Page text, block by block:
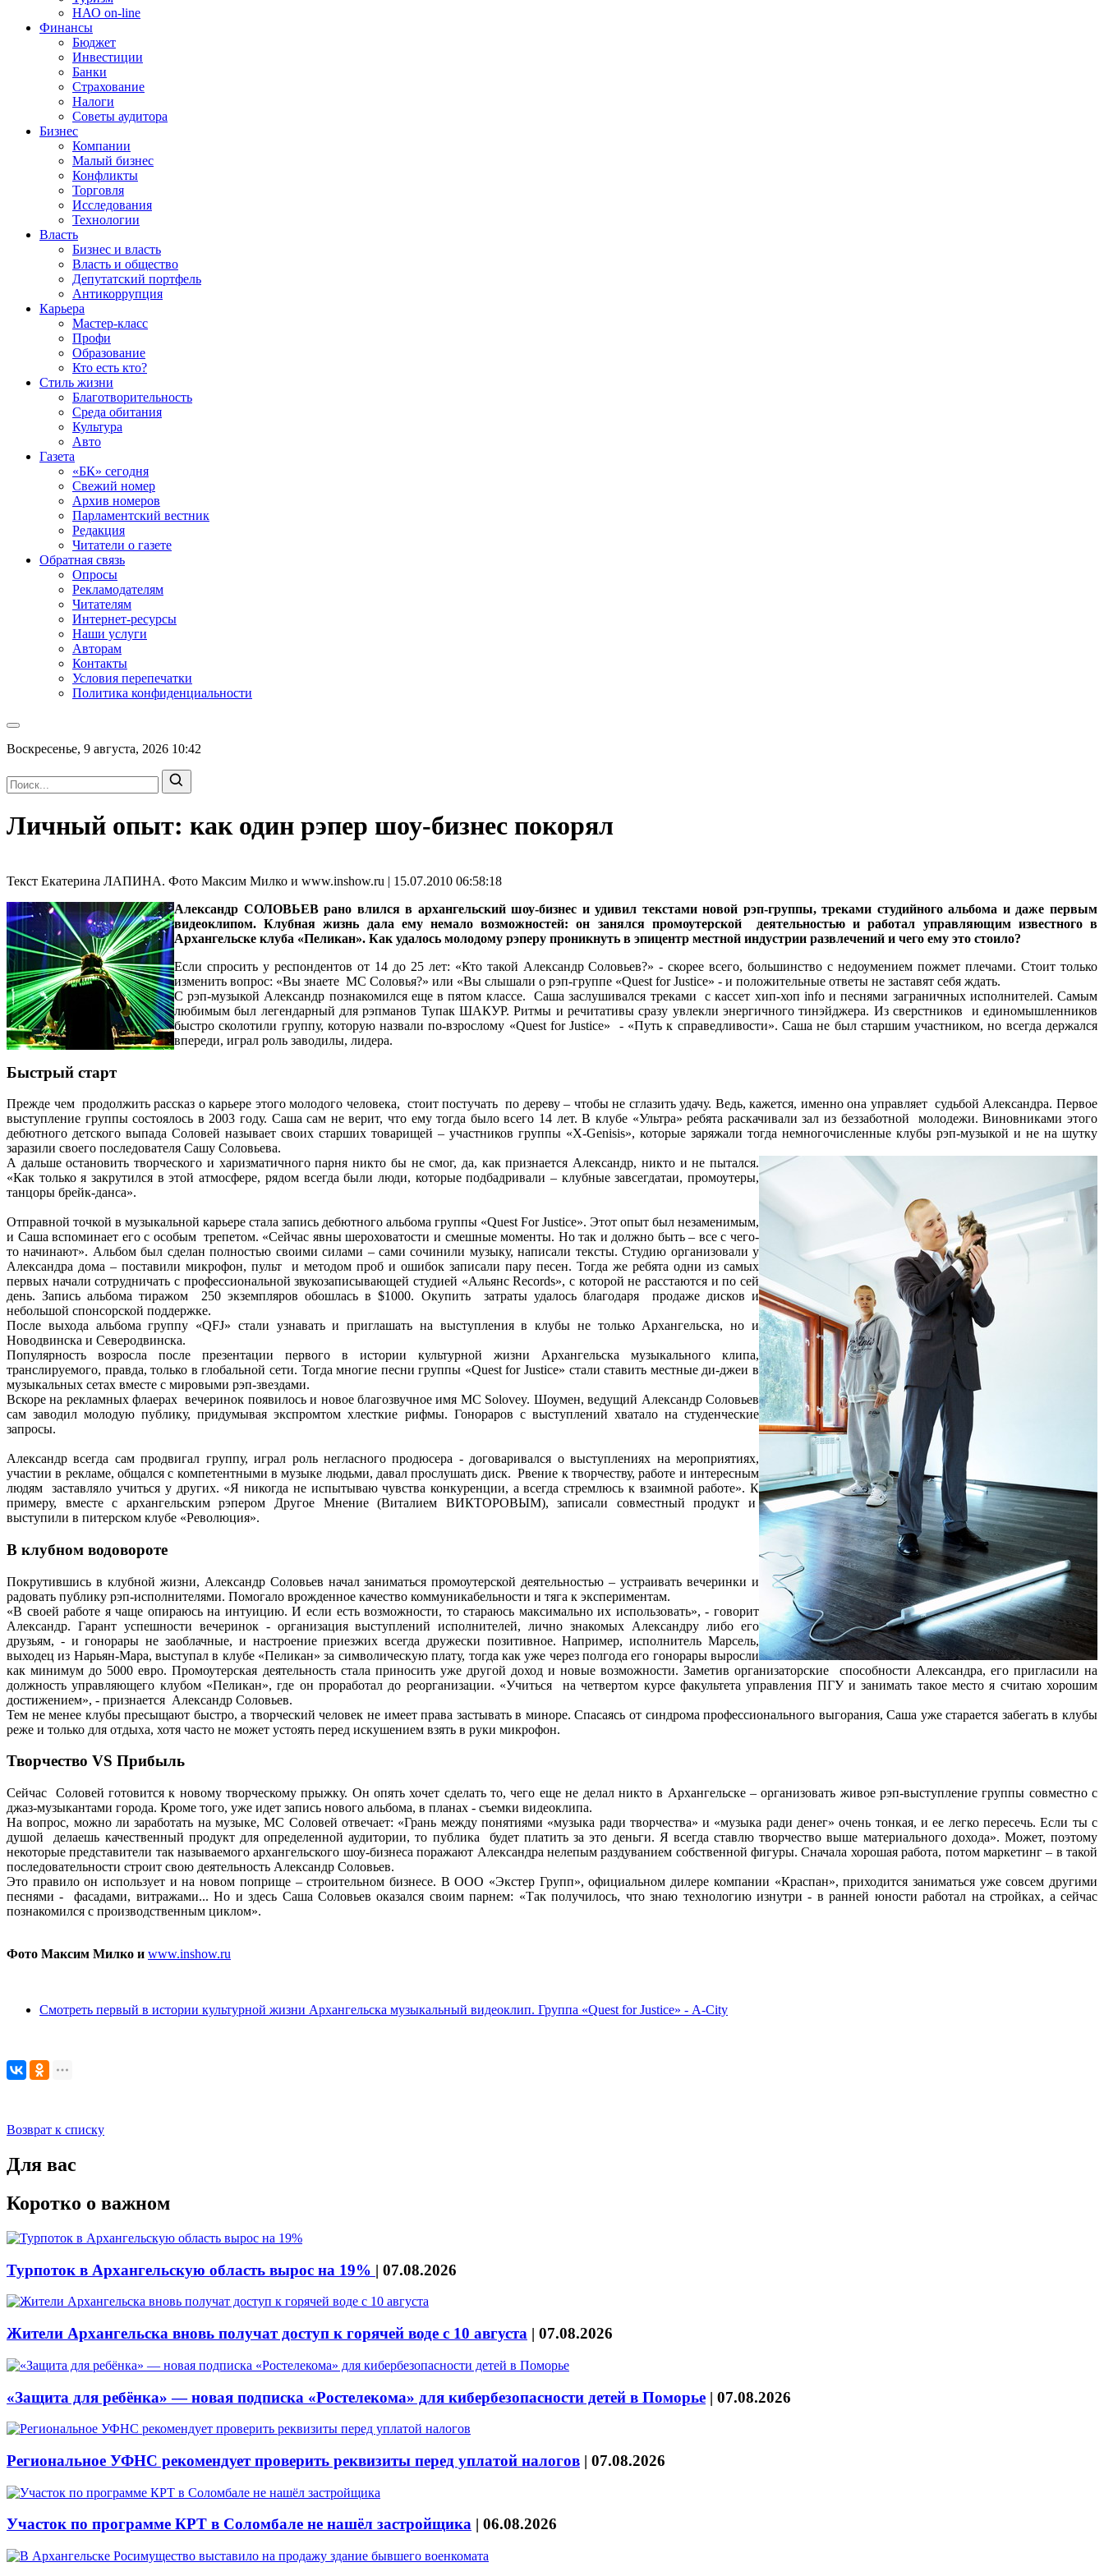
НАО on-line
Финансы
Бюджет
Инвестиции
Банки
Страхование
Налоги
Советы аудитора
Бизнес
Компании
Малый бизнес
Конфликты
Торговля
Исследования
Технологии
Власть
Бизнес и власть
Власть и общество
Депутатский портфель
Антикоррупция
Карьера
Мастер-класс
Профи
Образование
Кто есть кто?
Стиль жизни
Благотворительность
Среда обитания
Культура
Авто
Газета
«БК» сегодня
Свежий номер
Архив номеров
Парламентский вестник
Редакция
Читатели о газете
Обратная связь
Опросы
Рекламодателям
Читателям
Интернет-ресурсы
Наши услуги
Авторам
Контакты
Условия перепечатки
Политика конфиденциальности
Воскресенье, 9 августа, 2026 10:42
Личный опыт: как один рэпер шоу-бизнес покорял
Текст Екатерина ЛАПИНА. Фото Максим Милко и www.inshow.ru | 15.07.2010 06:58:18
Александр СОЛОВЬЕВрано влился в архангельский шоу-бизнес и удивил текстами новой рэп-группы, треками студийного альбома и даже первым
видеоклипом. Клубная жизнь дала ему немало возможностей: он занялся промоутерской деятельностью и работал управляющим известного в
Архангельске клуба «Пеликан». Как удалось молодому рэперу проникнуть в эпицентр местной индустрии развлечений и чего ему это стоило?
Если спросить у респондентов от 14 до 25 лет: «Кто такой Александр Соловьев?» - скорее всего, большинство с недоумением пожмет плечами. Стоит только
изменить вопрос: «Вы знаете MC Соловья?» или «Вы слышали о рэп-группе «Quest for Justice» - и положительные ответы не заставят себя ждать.
С рэп-музыкой Александр познакомился еще в пятом классе. Саша заслушивался треками с кассет хип-хоп info и песнями заграничных исполнителей. Самым
любимым был легендарный для рэпманов Тупак ШАКУР. Ритмы и речитативы сразу увлекли энергичного тинэйджера. Из сверстников и единомышленников
быстро сколотили группу, которую назвали по-взрослому «Quest for Justice» - «Путь к справедливости». Саша не был старшим участником, но всегда держался
впереди, играл роль заводилы, лидера.
Быстрый старт
Прежде чем продолжить рассказ о карьере этого молодого человека, стоит постучать по дереву – чтобы не сглазить удачу. Ведь, кажется, именно она управляет судьбой Александра. Первое
выступление группы состоялось в 2003 году. Саша сам не верит, что ему тогда было всего 14 лет. В клубе «Ультра» ребята раскачивали зал из беззаботной молодежи. Виновниками этого
дебютного детского выпада Соловей называет своих старших товарищей – участников группы «X-Genisis», которые заряжали тогда немногочисленные клубы рэп-музыкой и не на шутку
заразили своего последователя Сашу Соловьева.
А дальше остановить творческого и харизматичного парня никто бы не смог, да, как признается Александр, никто и не пытался.
«Как только я закрутился в этой атмосфере, рядом всегда были люди, которые подбадривали – клубные завсегдатаи, промоутеры,
танцоры брейк-данса».
Отправной точкой в музыкальной карьере стала запись дебютного альбома группы «Quest For Justice». Этот опыт был незаменимым,
и Саша вспоминает его с особым трепетом. «Сейчас явны шероховатости и смешные моменты. Но так и должно быть – все с чего-
то начинают». Альбом был сделан полностью своими силами – сами сочинили музыку, написали тексты. Студию организовали у
Александра дома – поставили микрофон, пульт и методом проб и ошибок записали пару песен. Тогда же ребята одни из самых
первых начали сотрудничать с профессиональной звукозаписывающей студией «Альянс Records», с которой не расстаются и по сей
день. Запись альбома тиражом 250 экземпляров обошлась в $1000. Окупить затраты удалось благодаря продаже дисков и
небольшой спонсорской поддержке.
После выхода альбома группу «QFJ» стали узнавать и приглашать на выступления в клубы не только Архангельска, но и
Новодвинска и Северодвинска.
Популярность возросла после презентации первого в истории культурной жизни Архангельска музыкального клипа,
транслируемого, правда, только в глобальной сети. Тогда многие песни группы «Quest for Justice» стали ставить местные ди-джеи в
музыкальных сетах вместе с мировыми рэп-звездами.
Вскоре на рекламных флаерах вечеринок появилось и новое благозвучное имя MC Solovey. Шоумен, ведущий Александр Соловьев
сам заводил молодую публику, придумывая экспромтом хлесткие рифмы. Гонораров с выступлений хватало на студенческие
запросы.
Александр всегда сам продвигал группу, играл роль негласного продюсера - договаривался о выступлениях на мероприятиях,
участии в рекламе, общался с компетентными в музыке людьми, давал прослушать диск. Рвение к творчеству, работе и интересным
людям заставляло учиться у других. «Я никогда не испытываю чувства конкуренции, а всегда стремлюсь к взаимной работе». К
примеру, вместе с архангельским рэпером Другое Мнение (Виталием ВИКТОРОВЫМ), записали совместный продукт и
выступили в питерском клубе «Революция».
В клубном водовороте
Покрутившись в клубной жизни, Александр Соловьев начал заниматься промоутерской деятельностью – устраивать вечеринки и
радовать публику рэп-исполнителями. Помогало врожденное качество коммуникабельности и тяга к экспериментам.
«В своей работе я чаще опираюсь на интуицию. И если есть возможности, то стараюсь максимально их использовать», - говорит
Александр. Гарант успешности вечеринок - организация выступлений исполнителей, лично знакомых Александру либо его
друзьям, - и гонорары не заоблачные, и настроение приезжих всегда дружески позитивное. Например, исполнитель Марсель,
выходец из Нарьян-Мара, выступал в клубе «Пеликан» за символическую плату, тогда как уже через полгода его гонорары выросли
как минимум до 5000 евро. Промоутерская деятельность стала приносить уже другой доход и новые возможности. Заметив организаторские способности Александра, его пригласили на
должность управляющего клубом «Пеликан», где он проработал до реорганизации. «Учиться на четвертом курсе факультета управления ПГУ и занимать такое место я считаю хорошим
достижением», - признается Александр Соловьев.
Тем не менее клубы пресыщают быстро, а творческий человек не имеет права застывать в миноре. Спасаясь от синдрома профессионального выгорания, Саша уже старается забегать в клубы
реже и только для отдыха, хотя часто не может устоять перед искушением взять в руки микрофон.
Творчество VS Прибыль
Сейчас Соловей готовится к новому творческому прыжку. Он опять хочет сделать то, чего еще не делал никто в Архангельске – организовать живое рэп-выступление группы совместно с
джаз-музыкантами города. Кроме того, уже идет запись нового альбома, в планах - съемки видеоклипа.
На вопрос, можно ли заработать на музыке, MC Соловей отвечает: «Грань между понятиями «музыка ради творчества» и «музыка ради денег» очень тонкая, и ее легко пересечь. Если ты с
душой делаешь качественный продукт для определенной аудитории, то публика будет платить за это деньги. Я всегда ставлю творчество выше материального дохода». Может, поэтому
некоторые представители так называемого архангельского шоу-бизнеса поражают Александра нелепым раздуванием собственной фигуры. Сначала хорошая работа, потом маркетинг – в такой
последовательности строит свою деятельность Александр Соловьев.
Это правило он использует и на новом поприще – строительном бизнесе. В ООО «Экстер Групп», официальном дилере компании «Краспан», приходится заниматься уже совсем другими
песнями - фасадами, витражами... Но и здесь Саша Соловьев оказался своим парнем: «Так получилось, что знаю технологию изнутри - в ранней юности работал на стройках, а сейчас
познакомился с производственным циклом».
Фото Максим Милко и www.inshow.ru
Смотреть первый в истории культурной жизни Архангельска музыкальный видеоклип. Группа «Quest for Justice» - А-City
Возврат к списку
Для вас
Коротко о важном
Турпоток в Архангельскую область вырос на 19% | 07.08.2026
Жители Архангельска вновь получат доступ к горячей воде с 10 августа | 07.08.2026
«Защита для ребёнка» — новая подписка «Ростелекома» для кибербезопасности детей в Поморье | 07.08.2026
Региональное УФНС рекомендует проверить реквизиты перед уплатой налогов | 07.08.2026
Участок по программе КРТ в Соломбале не нашёл застройщика | 06.08.2026